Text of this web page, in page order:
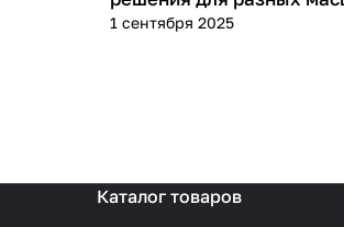
1 сентября 2025
Каталог товаров